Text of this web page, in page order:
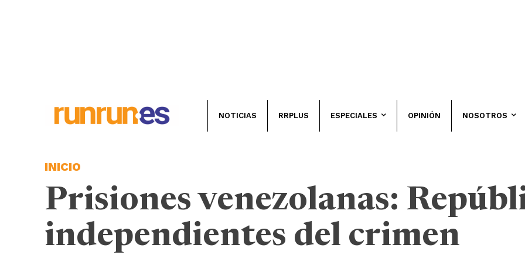
NOTICIAS RRPLUS ESPECIALES OPINIÓN NOSOTROS
INICIO
Prisiones venezolanas:
independientes del crimen